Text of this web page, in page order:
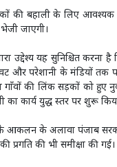
की बहाली के लिए आवश्यक
जाएगी।
उद्देश्य यह सुनिश्चित करना
और परेशानी के मंडियों तक
की लिंक सड़कों को हुए
का कार्य युद्ध स्तर पर शुरू
के अलावा पंजाब सरकार
की भी समीक्षा की गई।